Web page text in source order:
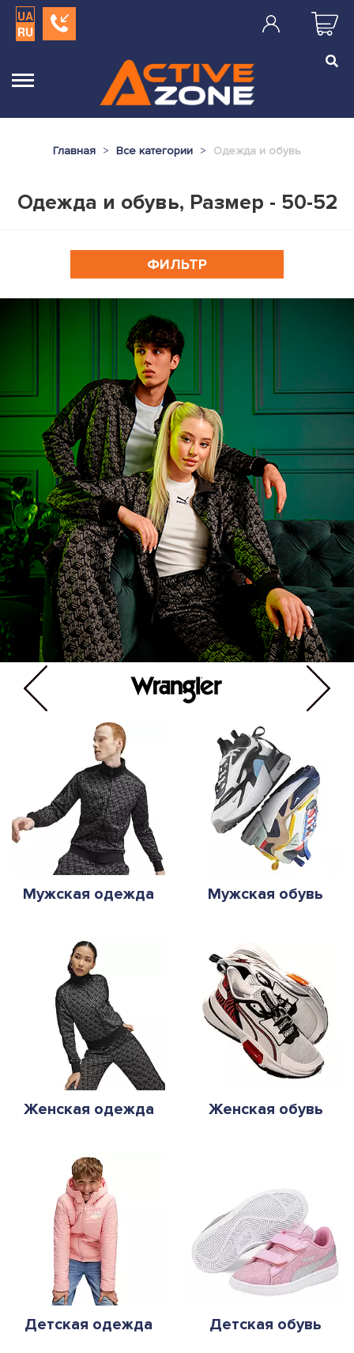
UA
RU
Главная Все категории Одежда и обувь
Одежда и обувь, Размер - 50-52
ФИЛЬТР
Мужская одежда Мужская обувь
Женская одежда Женская обувь
Детская одежда Детская обувь